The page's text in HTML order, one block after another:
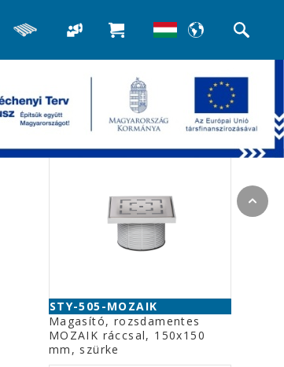
>>Padlószifonok és kiegészítők
Kapcsolódó termékek
STY-505-MOZAIK
Magasító, rozsdamentes
MOZAIK ráccsal, 150x150
mm, szürke